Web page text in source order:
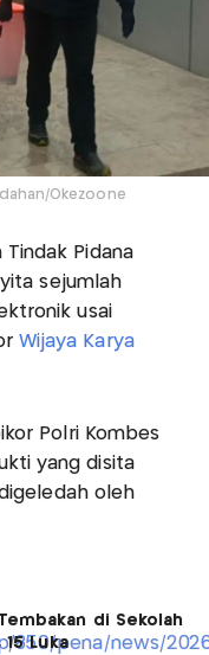
Okezoone
Pidana
sejumlah
usai
Wijaya Karya
Polri Kombes
yang disita
oleh
di Sekolah
Luka